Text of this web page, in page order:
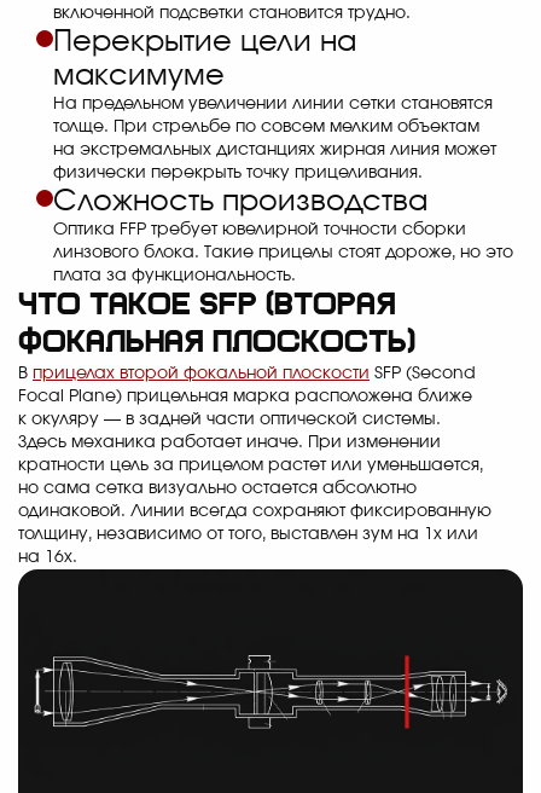
включенной подсветки становится трудно.
Перекрытие цели на
максимуме
На предельном увеличении линии сетки становятся
толще. При стрельбе по совсем мелким объектам
на экстремальных дистанциях жирная линия может
физически перекрыть точку прицеливания.
Сложность производства
Оптика FFP требует ювелирной точности сборки
линзового блока. Такие прицелы стоят дороже, но это
плата за функциональность.
Что такое SFP (вторая
фокальная плоскость)
В прицелах второй фокальной плоскости SFP (Second
Focal Plane) прицельная марка расположена ближе
к окуляру — в задней части оптической системы.
Здесь механика работает иначе. При изменении
кратности цель за прицелом растет или уменьшается,
но сама сетка визуально остается абсолютно
одинаковой. Линии всегда сохраняют фиксированную
толщину, независимо от того, выставлен зум на 1х или
на 16х.